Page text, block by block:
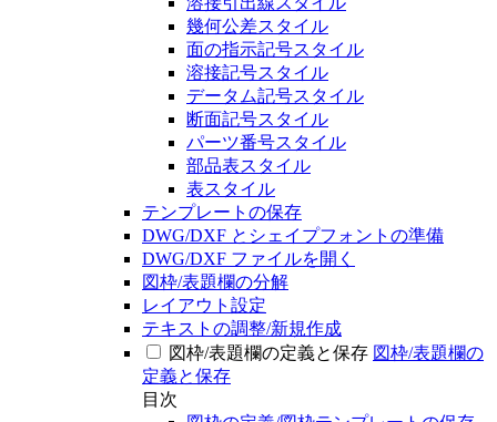
幾何公差スタイル
面の指示記号スタイル
溶接記号スタイル
データム記号スタイル
断面記号スタイル
パーツ番号スタイル
部品表スタイル
表スタイル
テンプレートの保存
DWG/DXF とシェイプフォントの準備
DWG/DXF ファイルを開く
図枠/表題欄の分解
レイアウト設定
テキストの調整/新規作成
図枠/表題欄の定義と保存 図枠/表題欄の
定義と保存
目次